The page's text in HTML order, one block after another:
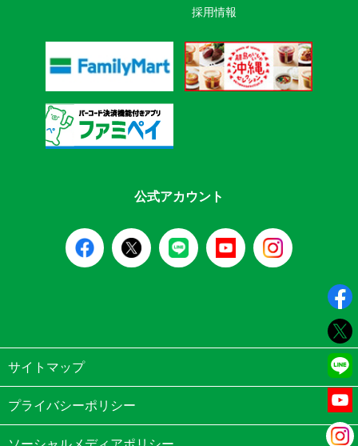
採用情報
公式アカウント
サイトマップ
プライバシーポリシー